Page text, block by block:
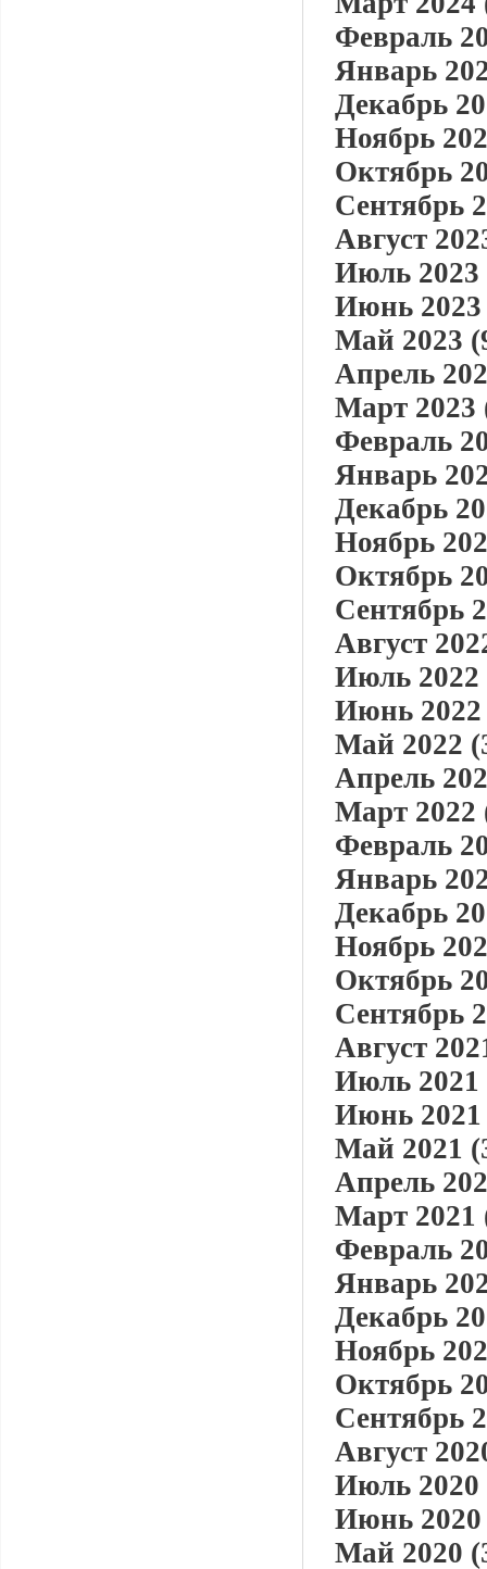
Февраль
Январь
Декабрь
Ноябрь
Октябрь
Сентябрь
Август
Июль 2023
Июнь 2023
Май 2023
Апрель
Март 2023
Февраль
Январь
Декабрь
Ноябрь
Октябрь
Сентябрь
Август
Июль 2022
Июнь 2022
Май 2022
Апрель
Март 2022
Февраль
Январь
Декабрь
Ноябрь
Октябрь
Сентябрь
Август
Июль 2021
Июнь 2021
Май 2021
Апрель
Март 2021
Февраль
Январь
Декабрь
Ноябрь
Октябрь
Сентябрь
Август
Июль 2020
Июнь 2020
Май 2020